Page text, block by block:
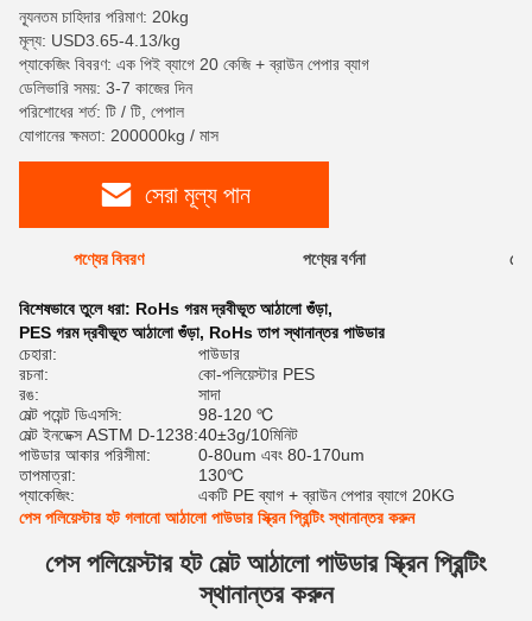
ন্যূনতম চাহিদার পরিমাণ: 20kg
মূল্য: USD3.65-4.13/kg
প্যাকেজিং বিবরণ: এক পিই ব্যাগে 20 কেজি + ব্রাউন পেপার ব্যাগ
ডেলিভারি সময়: 3-7 কাজের দিন
পরিশোধের শর্ত: টি / টি, পেপাল
যোগানের ক্ষমতা: 200000kg / মাস
সেরা মূল্য পান
পণ্যের বিবরণ পণ্যের বর্ণনা
বিশেষভাবে তুলে ধরা: RoHs গরম দ্রবীভূত আঠালো গুঁড়া,
PES গরম দ্রবীভূত আঠালো গুঁড়া, RoHs তাপ স্থানান্তর পাউডার
চেহারা:
পাউডার
রচনা:
কো-পলিয়েস্টার PES
রঙ:
সাদা
মেল্ট পয়েন্ট ডিএসসি:
98-120 ℃
মেল্ট ইনডেক্স ASTM D-1238:40±3g/10মিনিট
পাউডার আকার পরিসীমা:
0-80um এবং 80-170um
তাপমাত্রা:
130℃
প্যাকেজিং:
একটি PE ব্যাগ + ব্রাউন পেপার ব্যাগে 20KG
পেস পলিয়েস্টার হট গলানো আঠালো পাউডার স্ক্রিন প্রিন্টিং স্থানান্তর করুন
পেস পলিয়েস্টার হট মেল্ট আঠালো পাউডার স্ক্রিন প্রিন্টিং
স্থানান্তর করুন